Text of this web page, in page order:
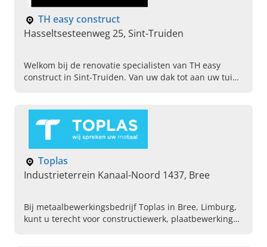
TH easy construct
Hasseltsesteenweg 25, Sint-Truiden
Welkom bij de renovatie specialisten van TH easy
construct in Sint-Truiden. Van uw dak tot aan uw tuin
Toplas
Industrieterrein Kanaal-Noord 1437, Bree
Bij metaalbewerkingsbedrijf Toplas in Bree, Limburg,
kunt u terecht voor constructiewerk, plaatbewerking